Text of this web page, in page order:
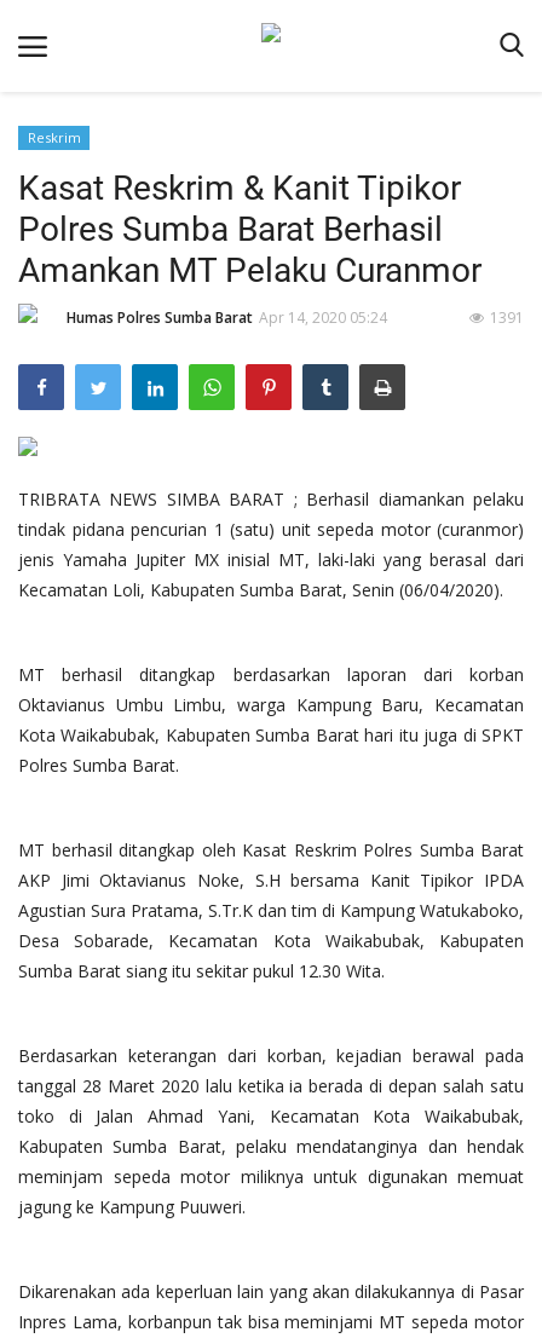
Redaksi
Giat Ops
Polsek Jajaran
Reskrim
Kasat Reskrim & Kanit Tipikor
Polres Sumba Barat Berhasil
Amankan MT Pelaku Curanmor
Humas Polres Sumba Barat Apr 14, 2020 05:24 1391
TRIBRATA NEWS SIMBA BARAT ; Berhasil diamankan pelaku
tindak pidana pencurian 1 (satu) unit sepeda motor (curanmor)
jenis Yamaha Jupiter MX inisial MT, laki-laki yang berasal dari
Kecamatan Loli, Kabupaten Sumba Barat, Senin (06/04/2020).
MT berhasil ditangkap berdasarkan laporan dari korban
Oktavianus Umbu Limbu, warga Kampung Baru, Kecamatan
Kota Waikabubak, Kabupaten Sumba Barat hari itu juga di SPKT
Polres Sumba Barat.
MT berhasil ditangkap oleh Kasat Reskrim Polres Sumba Barat
AKP Jimi Oktavianus Noke, S.H bersama Kanit Tipikor IPDA
Agustian Sura Pratama, S.Tr.K dan tim di Kampung Watukaboko,
Desa Sobarade, Kecamatan Kota Waikabubak, Kabupaten
Sumba Barat siang itu sekitar pukul 12.30 Wita.
Berdasarkan keterangan dari korban, kejadian berawal pada
tanggal 28 Maret 2020 lalu ketika ia berada di depan salah satu
toko di Jalan Ahmad Yani, Kecamatan Kota Waikabubak,
Kabupaten Sumba Barat, pelaku mendatanginya dan hendak
meminjam sepeda motor miliknya untuk digunakan memuat
jagung ke Kampung Puuweri.
Dikarenakan ada keperluan lain yang akan dilakukannya di Pasar
Inpres Lama, korbanpun tak bisa meminjami MT sepeda motor